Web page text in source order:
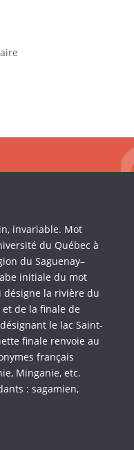
invariable. Mot
du Québec à
du Saguenay–
initiale du mot
désigne la rivière du
et de la finale de
le lac Saint-
finale renvoie au
français
Minganie, etc.
: sagamien,